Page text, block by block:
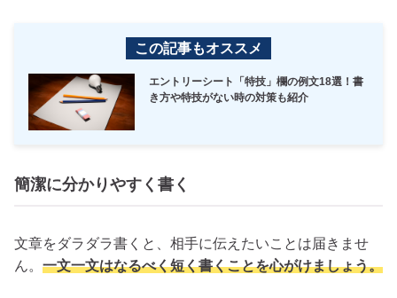
この記事もオススメ
エントリーシート「特技」欄の例文18選！書
き方や特技がない時の対策も紹介
簡潔に分かりやすく書く
文章をダラダラ書くと、相手に伝えたいことは届きませ
ん。 一文一文はなるべく短く書くことを心がけましょう。